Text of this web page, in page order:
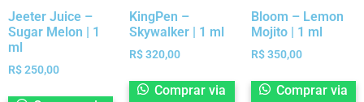
Jeeter Juice –
Sugar Melon | 1
ml
R$250,00
KingPen –
Skywalker | 1 ml
R$320,00
Comprar via
Bloom – Lemon
Mojito | 1 ml
R$350,00
Comprar via